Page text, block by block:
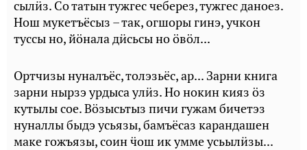
сылӥз. Со татын тужгес чеберез, тужгес даноез.
Нош мукетъёсыз – так, огшоры гинэ, учкон
туссы но, йӧнала дӥсьсы но ӧвӧл...
Ортчизы нуналъёс, толэзьёс, ар... Зарни книга
зарни нырзэ урдыса улӥз. Но нокин кияз ӧз
кутылы сое. Вӧзысьтыз пичи гужам бичетэз
нуналлы быдэ усьязы, бамъёсаз карандашен
маке гожъязы, соин ӵош ик умме усьылӥзы...